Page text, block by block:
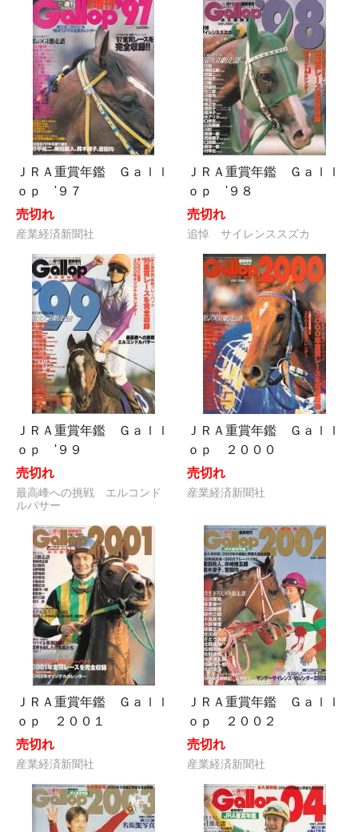
ＪＲＡ重賞年鑑 Ｇａｌｌ
ｏｐ '９７
売切れ
産業経済新聞社
ＪＲＡ重賞年鑑 Ｇａｌｌ
ｏｐ '９８
売切れ
追悼 サイレンススズカ
ＪＲＡ重賞年鑑 Ｇａｌｌ
ｏｐ '９９
売切れ
最高峰への挑戦 エルコンド
ルパサー
ＪＲＡ重賞年鑑 Ｇａｌｌ
ｏｐ ２０００
売切れ
産業経済新聞社
ＪＲＡ重賞年鑑 Ｇａｌｌ
ｏｐ ２００１
売切れ
産業経済新聞社
ＪＲＡ重賞年鑑 Ｇａｌｌ
ｏｐ ２００２
売切れ
産業経済新聞社